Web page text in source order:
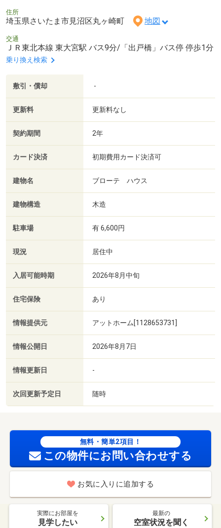
住所
埼玉県さいたま市見沼区丸ヶ崎町 地図
交通
ＪＲ東北本線 東大宮駅 バス9分/「出戸橋」バス停 停歩1分
乗り換え検索
敷引・償却 -
更新料 更新料なし
契約期間 2年
カード決済 初期費用カード決済可
建物名 ブローテ ハウス
建物構造 木造
駐車場 有 6,600円
現況 居住中
入居可能時期 2026年8月中旬
住宅保険 あり
情報提供元 アットホーム[1128653731]
情報公開日 2026年8月7日
情報更新日 -
次回更新予定日 随時
無料・簡単2項目！
この物件にお問い合わせする
お気に入りに追加する
実際にお部屋を
見学したい
最新の
空室状況を聞く